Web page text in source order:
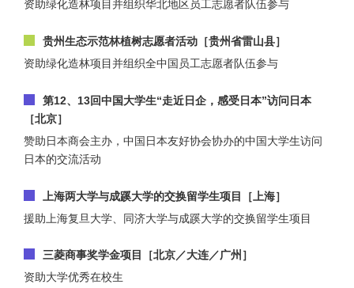
资助绿化造林项目并组织华北地区员工志愿者队伍参与
贵州生态示范林植树志愿者活动［贵州省雷山县］
资助绿化造林项目并组织全中国员工志愿者队伍参与
第12、13回中国大学生“走近日企，感受日本”访问日本
［北京］
赞助日本商会主办，中国日本友好协会协办的中国大学生访问
日本的交流活动
上海两大学与成蹊大学的交换留学生项目［上海］
援助上海复旦大学、同济大学与成蹊大学的交换留学生项目
三菱商事奖学金项目［北京／大连／广州］
资助大学优秀在校生